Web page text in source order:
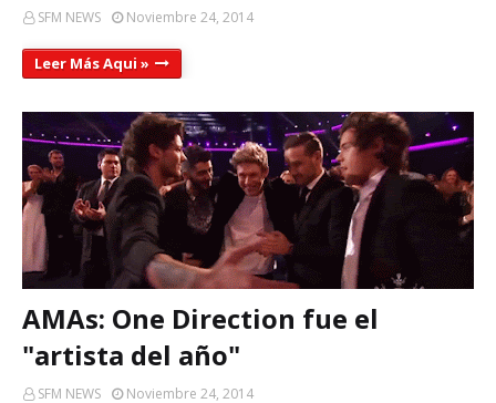
SFM NEWS Noviembre 24, 2014
Leer Más Aqui »
AMAs: One Direction fue el
"artista del año"
SFM NEWS Noviembre 24, 2014